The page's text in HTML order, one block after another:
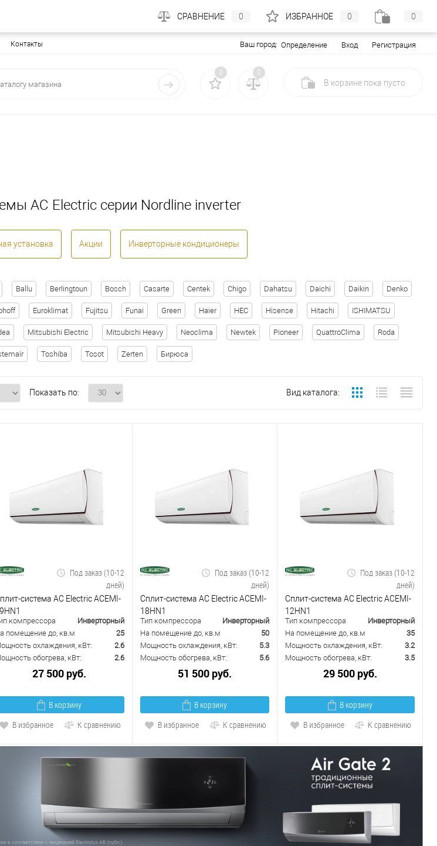
Контакты Ваш город: Определение Вход Регистрация
0 0
В корзине пока пусто
AC Electric серии Nordline inverter
установка Акции Инверторные кондиционеры
Ballu Berlingtoun Bosch Casarte Centek Chigo Dahatsu Daichi Daikin Denko
Euroklimat Fujitsu Funai Green Haier HEC Hisense Hitachi ISHIMATSU
Mitsubishi Electric Mitsubishi Heavy Neoclima Newtek Pioneer QuattroClima Roda
Toshiba Tosot Zerten Бирюса
Показать по: Вид каталога:
Под заказ (10-12
дней)
система AC Electric ACEMI-
компрессора
Инверторный
помещение до, кв.м
25
охлаждения, кВт:
2.6
обогрева, кВт:
2.6
27 500 руб.
В корзину
В избранное
К сравнению
Под заказ (10-12
дней)
Сплит-система AC Electric ACEMI-
18HN1
Тип компрессора
Инверторный
На помещение до, кв.м
50
Мощность охлаждения, кВт:
5.3
Мощность обогрева, кВт:
5.6
51 500 руб.
В корзину
В избранное
К сравнению
Под заказ (10-12
дней)
Сплит-система AC Electric ACEMI-
12HN1
Тип компрессора
Инверторный
На помещение до, кв.м
35
Мощность охлаждения, кВт:
3.2
Мощность обогрева, кВт:
3.5
29 500 руб.
В корзину
В избранное
К сравнению
СРАВНЕНИЕ 0 ИЗБРАННОЕ 0 0